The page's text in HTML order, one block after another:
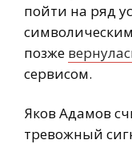
пойти на ряд
позже
сервисом.
Яков Адамов
тревожный